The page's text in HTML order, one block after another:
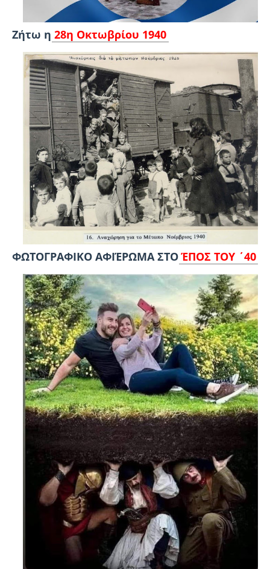
Ζήτω η 28η Οκτωβρίου 1940
ΦΩΤΟΓΡΑΦΙΚΟ ΑΦΙΈΡΩΜΑ ΣΤΟΈΠΟΣ ΤΟΥ ΄40